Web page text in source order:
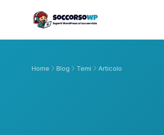
Home Blog Temi Articolo